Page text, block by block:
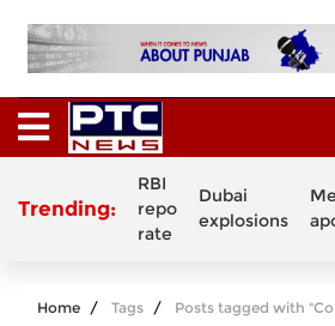
Trending:
RBI
repo
rate
Dubai
explosions
Home Tags Posts tagged with